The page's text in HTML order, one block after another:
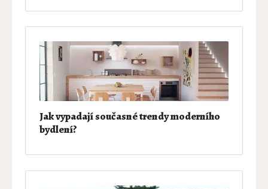
Jak vypadají současné trendy moderního
bydlení?